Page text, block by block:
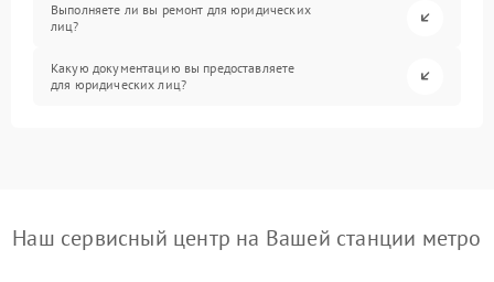
Выполняете ли вы ремонт для юридических
лиц?
Какую документацию вы предоставляете
для юридических лиц?
Наш сервисный центр на Вашей станции метро